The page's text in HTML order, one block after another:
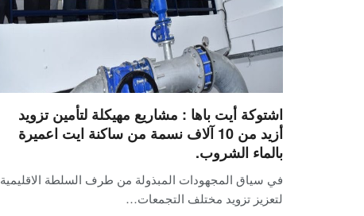
اشتوكة أيت باها : مشاريع مهيكلة لتأمين تزويد
أزيد من 10 آلاف نسمة من ساكنة ايت اعميرة
بالماء الشروب.
في سياق المجهودات المبذولة من طرف السلطة الاقليمية
لتعزيز تزويد مختلف التجمعات…